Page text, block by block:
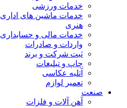
خدمات ورزشی
خدمات ماشین های اداری
هنری
خدمات مالی و حسابداری
واردات و صادرات
ثبت شرکت و برند
چاپ و تبلیغات
آتلیه عکاسی
تعمیر لوازم
صنعت
آهن آلات و فلزات